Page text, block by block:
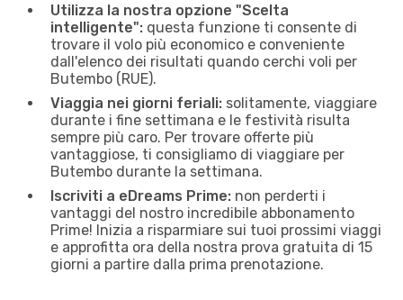
Utilizza la nostra opzione "Scelta
intelligente": questa funzione ti consente di
trovare il volo più economico e conveniente
dall'elenco dei risultati quando cerchi voli per
Butembo (RUE).
Viaggia nei giorni feriali: solitamente, viaggiare
durante i fine settimana e le festività risulta
sempre più caro. Per trovare offerte più
vantaggiose, ti consigliamo di viaggiare per
Butembo durante la settimana.
Iscriviti a eDreams Prime: non perderti i
vantaggi del nostro incredibile abbonamento
Prime! Inizia a risparmiare sui tuoi prossimi viaggi
e approfitta ora della nostra prova gratuita di 15
giorni a partire dalla prima prenotazione.